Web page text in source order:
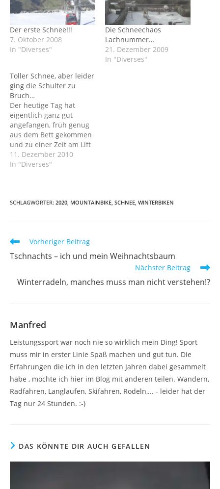
Der erste Schnee!!!
7. Oktober 2008
In "Diverses"
Die Schneechaos
Lachnummer…
21. Dezember 2009
In "Diverses"
Toller Schnee, aber leider
ging die Schulter zu
Bruch…
Der heutige Tag hat
eigentlich ganz gut
angefangen, früh genug
aus dem Bett gekommen
und zu einer Zeit am Lift
angekommen als noch
kaum wer da war. Aber
Traumschnee auf den
11. Dezember 2010
In "Diverses"
SCHLAGWÖRTER: 2020, MOUNTAINBIKE, SCHNEE, WINTERBIKEN
Weitere
Artikel
ansehen
Vorheriger Beitrag
Tschnachts – ich und mein Weihnachtsbaum
Nächster Beitrag
Winterradeln, manches muss man nicht verstehen!?
Manfred
Leistungssport war noch nie so wirklich mein Ding! Sport
muss mir in erster Linie Spaß machen und gut tun. Die
Erfahrungen die ich in den letzten Jahren dabei gesammelt
habe , möchte ich hier im Blog mit anderen teilen. Wandern,
Radfahren, Langlaufen, Skifahren, Rodeln,... - leider hat der
Tag nur 24 Stunden. :-)
DAS KÖNNTE DIR AUCH GEFALLEN